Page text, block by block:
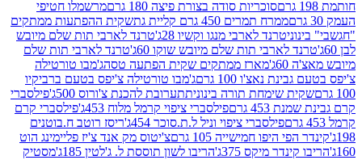
סוכריות סודה בצורת פיצה 180 גרם
מרשמלו חטיפי
ממרח תמרים 450 גרם קליית גת
שקית ההפתעות ממתקים
טרנד לארבי מנגו וקשיו 28ג'
טרנד לארבי תות שלם מיובש
לארבי תות שלם מיובש שוקו 60ג'
טרנד לארבי תות שלם
מארז ממתקים שקית הפתעה טסהג'מבו טורטילה
נאצ'ו 100 גרם
ג'מבו טורטילה צ'יפס בטעם ברביקיו
שימחת תורה בינוניתתערובת להכנת צ'ורוס 500ג'
פילסברי
453 גרם
פילסברי ציפוי קרמל מלוח 453ג'
פילסברי קרם
פילסברי ציפוי וניל ל.ת.סוכר 454ג'
ריסז רוטב ח.בוטנים
היפו חמישייה 105 גרם
צ'יטוס מק אנד צ'יז פליימינג הוט
מיקס 375ג'
הריבו לשון תוססת ל. ג'לטין 185ג'
מסטיק